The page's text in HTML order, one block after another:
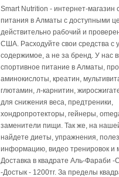
Smart Nutrition - интернет-магазин
питания в Алматы с доступными
действительно рабочий и
США. Расходуйте свои средства с
содержимое, а не за бренд. У нас
спортивное питание в Алматы,
аминокислоты, креатин,
глютамин, л-карнитин,
для снижения веса, предтреники,
хондропротекторы, гейнеры,
заменители пищи. Так же, на
найдете диеты, упражнения,
информацию, видео тренировок и
Доставка в квадрате Аль-Фараби
-Достык - 1200тг. За пределы